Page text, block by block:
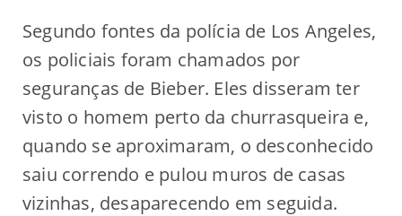
Segundo fontes da polícia de Los Angeles,
os policiais foram chamados por
seguranças de Bieber. Eles disseram ter
visto o homem perto da churrasqueira e,
quando se aproximaram, o desconhecido
saiu correndo e pulou muros de casas
vizinhas, desaparecendo em seguida.